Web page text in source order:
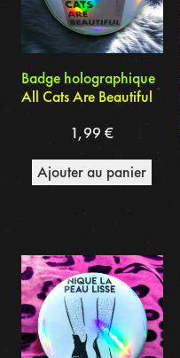
ancien
Badge holographique
All Cats Are Beautiful
1,99€
Ajouter au panier